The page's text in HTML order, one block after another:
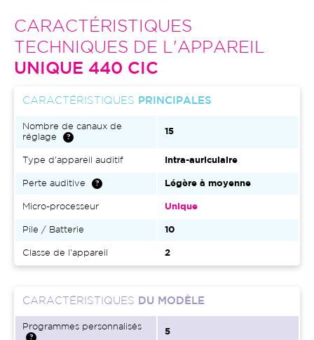
CARACTÉRISTIQUES
TECHNIQUES DE L'APPAREIL
UNIQUE 440 CIC
CARACTÉRISTIQUES PRINCIPALES
Nombre de canaux de
réglage
15
Type d'appareil auditif Intra-auriculaire
Perte auditive Légère à moyenne
Micro-processeur Unique
Pile / Batterie 10
Classe de l'appareil 2
CARACTÉRISTIQUES DU MODÈLE
Programmes personnalisés
5